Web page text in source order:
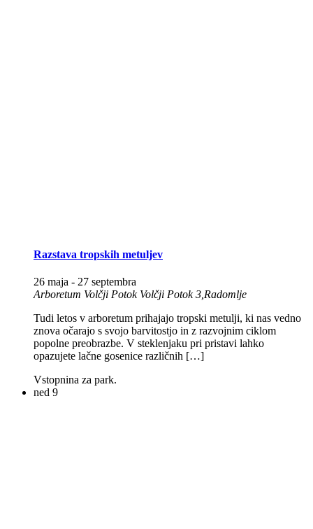
Razstava tropskih metuljev
26 maja - 27 septembra
Arboretum Volčji Potok Volčji Potok 3,Radomlje
Tudi letos v arboretum prihajajo tropski metulji, ki nas vedno
znova očarajo s svojo barvitostjo in z razvojnim ciklom
popolne preobrazbe. V steklenjaku pri pristavi lahko
opazujete lačne gosenice različnih […]
Vstopnina za park.
ned 9